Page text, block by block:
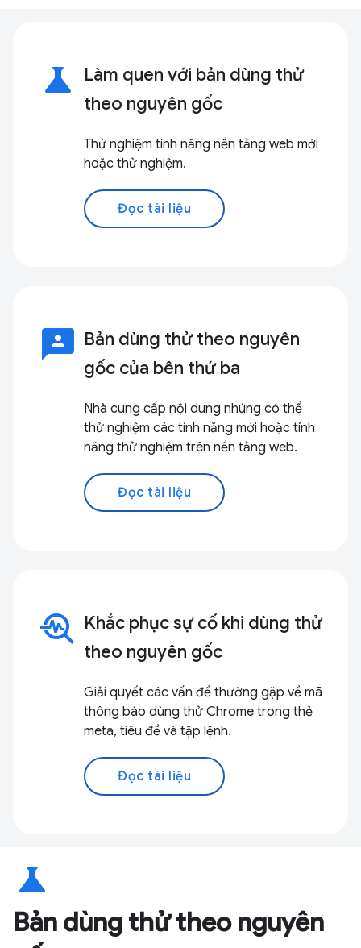
science
Làm quen với bản dùng thử
theo nguyên gốc
Thử nghiệm tính năng nền tảng web mới
hoặc thử nghiệm.
Đọc tài liệu
3p Bản dùng thử theo nguyên
gốc của bên thứ ba
Nhà cung cấp nội dung nhúng có thể
thử nghiệm các tính năng mới hoặc tính
năng thử nghiệm trên nền tảng web.
Đọc tài liệu
troubleshoot
Khắc phục sự cố khi dùng thử
theo nguyên gốc
Giải quyết các vấn đề thường gặp về mã
thông báo dùng thử Chrome trong thẻ
meta, tiêu đề và tập lệnh.
Đọc tài liệu
science
Bản dùng thử theo nguyên